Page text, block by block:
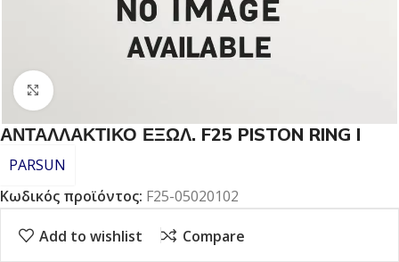
Click to enlarge
ΑΝΤΑΛΛΑΚΤΙΚΟ ΕΞΩΛ. F25 PISTON RING I
PARSUN
Κωδικός προϊόντος: F25-05020102
Add to wishlist Compare